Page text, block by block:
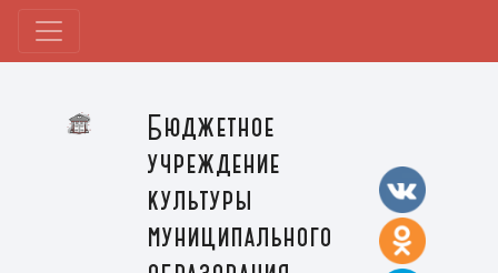
Бюджетное
учреждение
культуры
муниципального